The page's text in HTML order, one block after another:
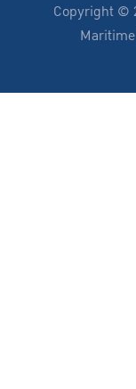
Copyright ©